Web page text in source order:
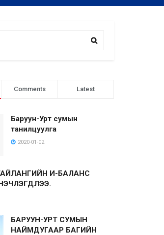
Comments Latest
Баруун-Урт сумын
танилцуулга
2020-01-02
ТАЙЛАНГИЙН И-БАЛАНС
БАРУУН-УРТ СУМЫН
НАЙМДУГААР БАГИЙН